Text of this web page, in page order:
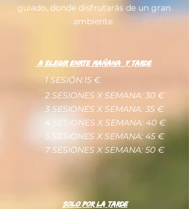
guiado, donde disfrutarás de un gran
ambiente.
A ELEGIR ENRTE MAÑANA Y TARDE
1 SESIÓN:15 €
2 SESIONES X SEMANA: 30 €
3 SESIONES X SEMANA: 35 €
4 SESIONES X SEMANA: 40 €
5 SESIONES X SEMANA: 45 €
7 SESIONES X SEMANA: 50 €
SOLO POR LA TARDE